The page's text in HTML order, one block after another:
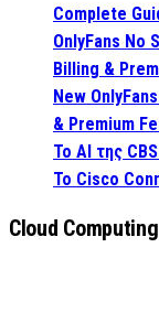
Complete
OnlyFans No
Billing &
New
& Premium
Το AI της
Το Cisco
Cloud Computing